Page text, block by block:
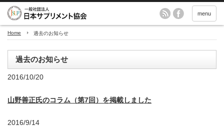
menu
Home 過去のお知らせ
過去のお知らせ
2016/10/20
山野善正氏のコラム（第7回）を掲載しました
2016/9/14